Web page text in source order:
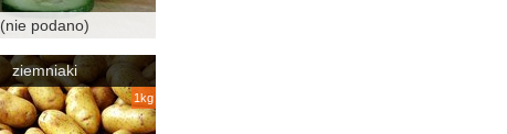
(nie podano)
ziemniaki
1kg